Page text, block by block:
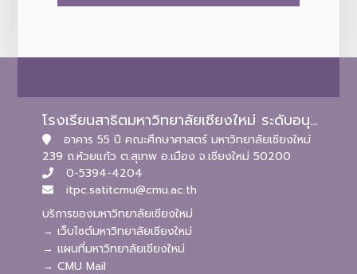
โรงเรียนสาธิตมหาวิทยาลัยเชียงใหม่ ระดับอนุบาลและประถมศึกษา
อาคาร 55 ปี คณะศึกษาศาสตร์ มหาวิทยาลัยเชียงใหม่
239 ถ.ห้วยแก้ว ต.สุเทพ อ.เมือง จ.เชียงใหม่ 50200
0-5394-4204
itpc.satitcmu@cmu.ac.th
บริการของมหาวิทยาลัยเชียงใหม่
→ เว็บไซต์มหาวิทยาลัยเชียงใหม่
→ แผนที่มหาวิทยาลัยเชียงใหม่
→ CMU Mail